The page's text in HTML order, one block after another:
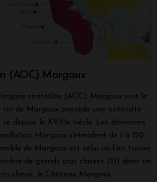
(AOC) Margaux
contrôlée (AOC) Margaux voit le
vin de Margaux possède une notoriété
depuis le XVIIIe siècle. Les domaines
Margaux s'étendent de 1 à 120
de Margaux est celui où l'on trouve
de grands crus classés (21) dont un
classé, le Château Margaux.